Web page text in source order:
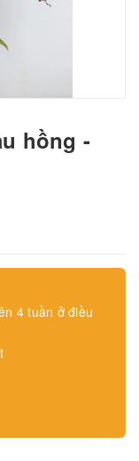
hồng -
4 tuần ở điều